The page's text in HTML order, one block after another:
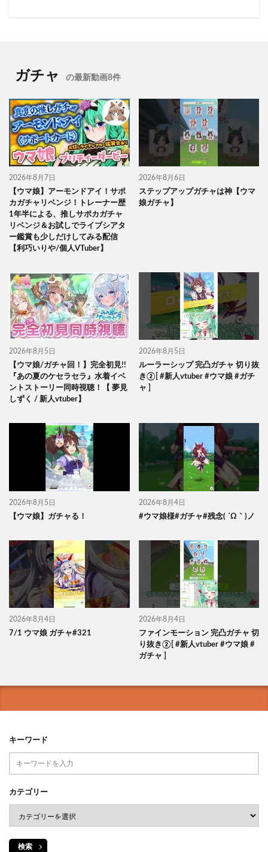
ガチャ の最新動画8件
2026年8月7日
【ウマ娘】アーモンドアイ！サポ
カガチャリベンジ！トレーナー歴
1年半による、推しサポカガチャ
リベンジ＆お試しでライブシアタ
ー鑑賞も少しだけしてみる配信
【利巧いりや/個人VTuber】
2026年8月6日
ステップアップガチャは神【ウマ
娘ガチャ】
2026年8月5日
【ウマ娘/ガチャ回！】完全初見!!
『あの夏のケセラセラ』水着イベ
ントストーリー同時視聴！【 夢見
しずく / 新人vtuber】
2026年8月5日
ルーラーシップ 完凸ガチャ 切り抜
き②[ #新人vtuber #ウマ娘 #ガチ
ャ ]
2026年8月5日
【ウマ娘】ガチャる！
2026年8月4日
#ウマ娘様#ガチャ#残念( ´Ω｀)ノ
2026年8月4日
7/1 ウマ娘 ガチャ#321
2026年8月4日
ファインモーション 完凸ガチャ 切
り抜き②[ #新人vtuber #ウマ娘 #
ガチャ ]
キーワード
カテゴリー
検索